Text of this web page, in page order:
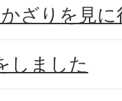
ざりを見
しました